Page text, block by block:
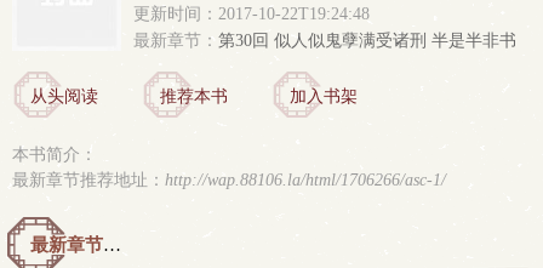
更新时间：2017-10-22T19:24:48
最新章节： 第30回 似人似鬼孽满受诸刑 半是半非书
终成一梦
从头阅读
推荐本书 加入书架
本书简介：
最新章节推荐地址： http://wap.88106.la/html/1706266/asc-1/
最新章节预览 更新时间：2017-10-22T19:24:48